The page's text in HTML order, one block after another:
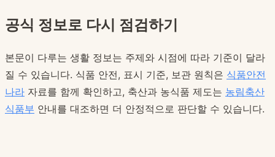
공식 정보로 다시 점검하기
본문이 다루는 생활 정보는 주제와 시점에 따라 기준이 달라
질 수 있습니다. 식품 안전, 표시 기준, 보관 원칙은 식품안전
나라 자료를 함께 확인하고, 축산과 농식품 제도는 농림축산
식품부 안내를 대조하면 더 안정적으로 판단할 수 있습니다.